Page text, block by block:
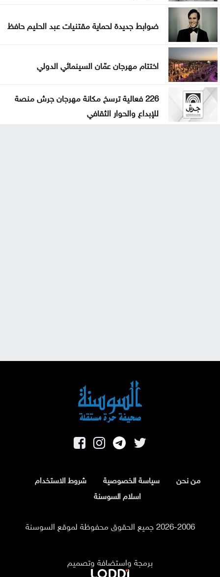
ضوابط جديدة لحماية مقتنيات عبد الحليم حافظ
اختتام مهرجان عمّان السينمائي الدولي
226 فعالية ترسخ مكانة مهرجان جرش منصة
للإبداع والحوار الثقافي
من نحن سياسة الخصوصية
شروط الاستخدام
اسلام السوسنة
2026-2006 جميع الحقوق محفوظة لموقع السوسنة
برمجة واستضافة وتصميم